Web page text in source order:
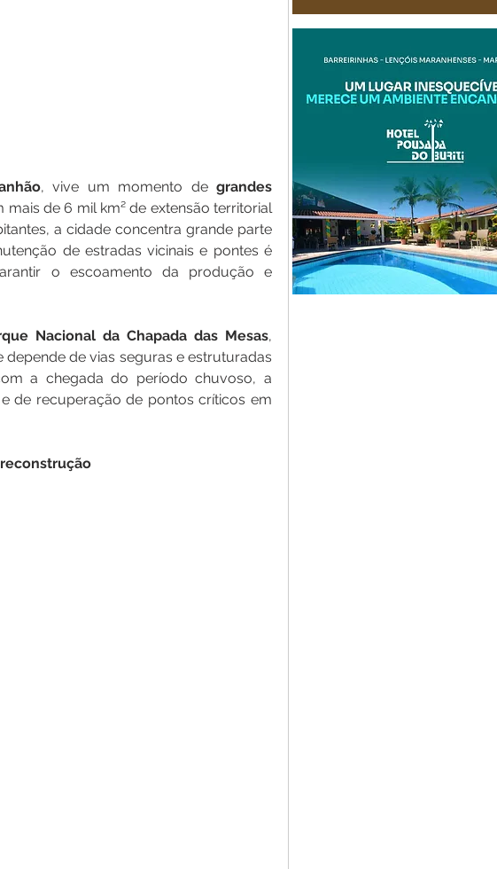
, vive um momento de grandes
mais de 6 mil km² de extensão territorial
a cidade concentra grande parte
de estradas vicinais e pontes é
o escoamento da produção e
Nacional da Chapada das Mesas
depende de vias seguras e estruturadas
a chegada do período chuvoso, a
de recuperação de pontos críticos em
reconstrução